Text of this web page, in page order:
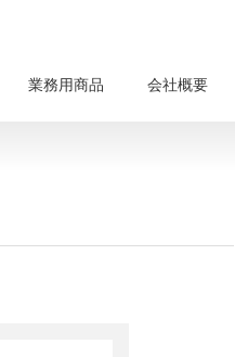
業務用商品 会社概要